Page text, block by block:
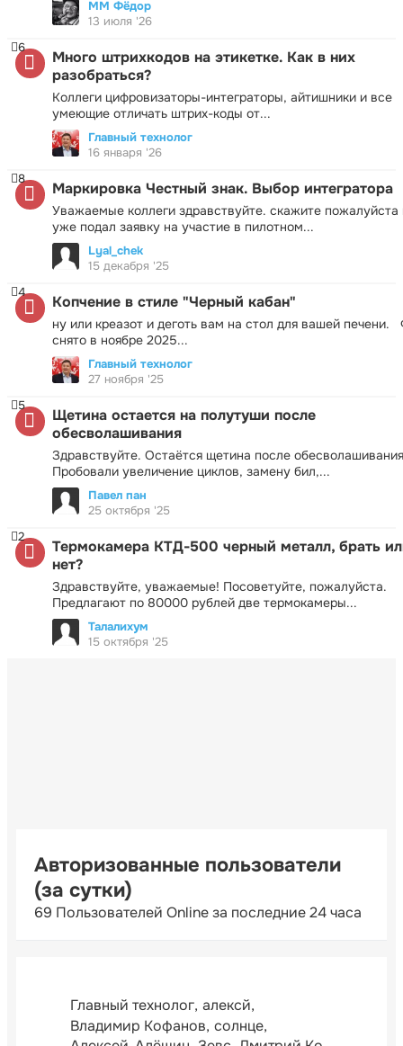
ММ Фёдор
13 июля '26
Много штрихкодов на этикетке. Как в них
разобраться?
Коллеги цифровизаторы-интеграторы, айтишники и все
умеющие отличать штрих-коды от...
6
Главный технолог
16 января '26
Маркировка Честный знак. Выбор интегратора
Уважаемые коллеги здравствуйте. скажите пожалуйста
уже подал заявку на участие в пилотном...
8
Lyal_chek
15 декабря '25
Копчение в стиле "Черный кабан"
ну или креазот и деготь вам на стол для вашей печени.
снято в ноябре 2025...
4
Главный технолог
27 ноября '25
Щетина остается на полутуши после
обесволашивания
Здравствуйте. Остаётся щетина после
Пробовали увеличение циклов, замену бил,...
5
Павел пан
25 октября '25
Термокамера КТД-500 черный металл, брать
нет?
Здравствуйте, уважаемые! Посоветуйте, пожалуйста.
Предлагают по 80000 рублей две термокамеры...
2
Талалихум
15 октября '25
Авторизованные пользователи
(за сутки)
69 Пользователей Online за последние 24 часа
Главный технолог алексй
Владимир Кофанов солнце